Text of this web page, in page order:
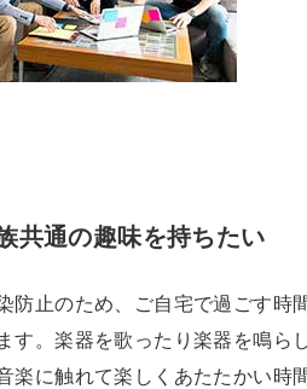
共通の趣味を持ちたい
防止のため、ご自宅で過ごす時
す。楽器を歌ったり楽器を鳴ら
楽に触れて楽しくあたたかい時